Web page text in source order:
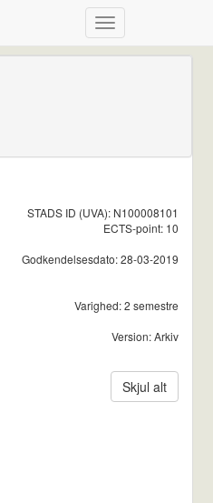
STADS ID (UVA): N100008101
ECTS-point: 10
Godkendelsesdato: 28-03-2019
Varighed: 2 semestre
Version: Arkiv
Skjul alt